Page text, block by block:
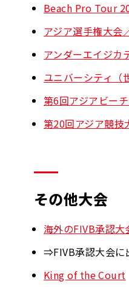
Beach Pro Tour
アジア選手権大会
アンダーエイジカ
ユニバーシティ（
第6回アジアビー
第20回アジア競技
その他大会
海外のFIVB承認大
⇒FIVB承認大会に
King of the Court